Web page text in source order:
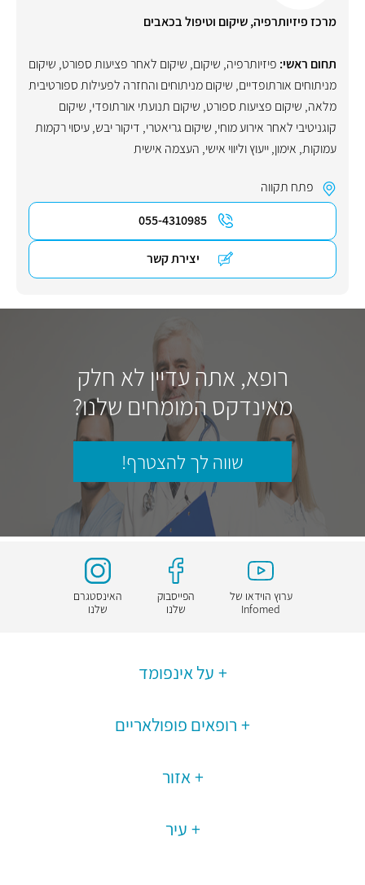
מרכז פיזיותרפיה, שיקום וטיפול בכאבים
תחום ראשי: פיזיותרפיה, שיקום, שיקום לאחר פציעות ספורט, שיקום
מניתוחים אורתופדיים, שיקום מניתוחים והחזרה לפעילות ספורטיבית
מלאה, שיקום פציעות ספורט, שיקום תנועתי אורתופדי, שיקום
קוגניטיבי לאחר אירוע מוחי, שיקום גריאטרי, דיקור יבש,עיסוי רקמות
עמוקות, אימון,ייעוץ וליווי אישי, העצמה אישית
פתח תקווה
055-4310985
יצירת קשר
רופא, אתה עדיין לא חלק
מאינדקס המומחים שלנו?
שווה לך להצטרף!
ערוץ הוידאו של
Infomed
הפייסבוק
שלנו
האינסטגרם
שלנו
על אינפומד
רופאים פופולאריים
אזור
עיר